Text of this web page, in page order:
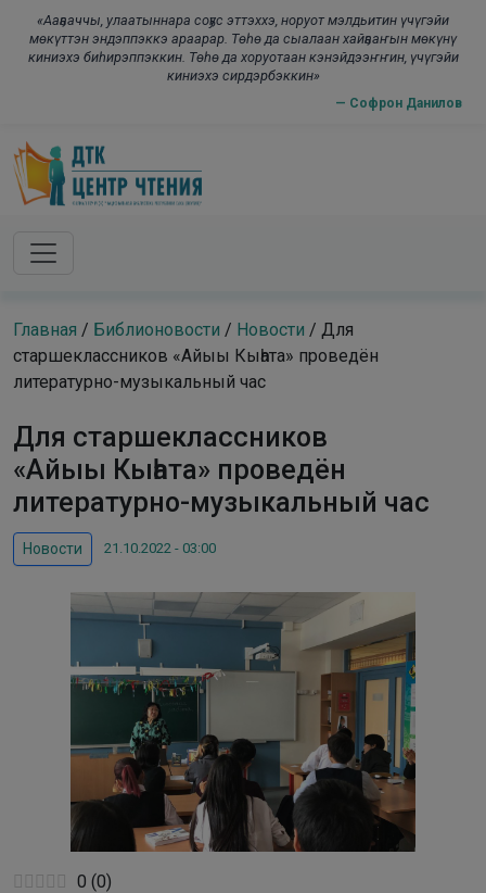
«Ааҕааччы, улаатыннара соҕус эттэххэ, норуот мэлдьитин үчүгэйи
мөкүттэн эндэппэккэ араарар. Төһө да сыалаан хайҕааҥын мөкүнү
киниэхэ биһирэппэккин. Төһө да хоруотаан кэнэйдээҥҥин, үчүгэйи
киниэхэ сирдэрбэккин»
— Софрон Данилов
Skip to main content
Главная / Библионовости / Новости / Для
старшеклассников «Айыы Кыһата» проведён
литературно-музыкальный час
Для старшеклассников
«Айыы Кыһата» проведён
литературно-музыкальный час
Новости 21.10.2022 - 03:00
0 (0)